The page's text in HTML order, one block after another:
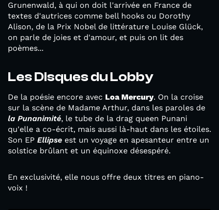
Grunenwald, à qui on doit l'arrivée en France de
textes d'autrices comme bell hooks ou Dorothy
Alison, de la Prix Nobel de littérature Louise Glück,
on parle de joies et d'amour, et puis on lit des
poèmes...
Les Disques du Lobby
De la poésie encore avec Loa Mercury. On la croise
sur la scène de Madame Arthur, dans les paroles de
la Punanimité, le tube de la drag queen Punani
qu'elle a co-écrit, mais aussi là-haut dans les étoiles.
Son EP Ellipse est un voyage en apesanteur entre un
solstice brûlant et un équinoxe désespéré.
En exclusivité, elle nous offre deux titres en piano-
voix !